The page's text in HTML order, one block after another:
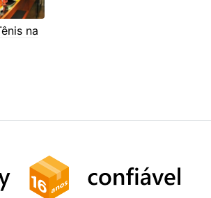
na